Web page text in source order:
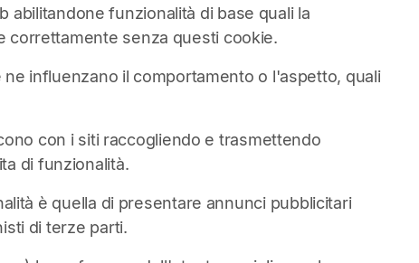
funzionalità di base quali la
correttamente senza questi cookie.
influenzano il comportamento o l'aspetto, quali
con i siti raccogliendo e trasmettendo
di funzionalità.
è quella di presentare annunci pubblicitari
di terze parti.